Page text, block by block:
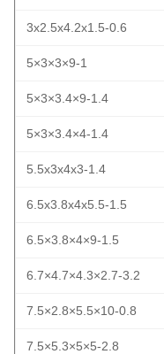
3x2.5x4.2x1.5-0.6
5×3×3×9-1
5×3×3.4×9-1.4
5×3×3.4×4-1.4
5.5x3x4x3-1.4
6.5x3.8x4x5.5-1.5
6.5×3.8×4×9-1.5
6.7×4.7×4.3×2.7-3.2
7.5×2.8×5.5×10-0.8
7.5×5.3×5×5-2.8